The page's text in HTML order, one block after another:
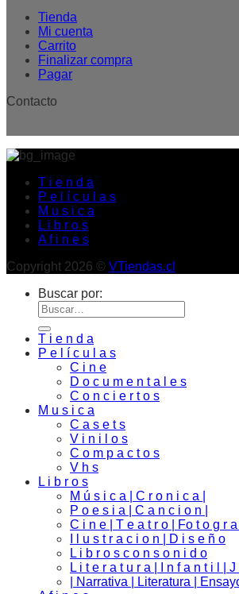
Tienda
Mi cuenta
Carrito
Finalizar compra
Pagar
Contacto
T i e n d a
P e l í c u l a s
M u s i c a
L i b r o s
A f i n e s
Copyright 2026 © VTiendas.cl
Buscar por:
T i e n d a
P e l í c u l a s
C i n e
D o c u m e n t a l e s
C o n c i e r t o s
M u s i c a
C a s e t s
V i n i l o s
C o m p a c t o s
V h s
L i b r o s
M ú s i c a | C r o n i c a |
P o e s i a | C a n c i o n |
C i n e | T e a t r o | Fo t o g r
I l u s t r a c i o n | D i s e ñ o
L i b r o s c o n s o n i d o
L i t e r a t u r a | I n f a n t i l | J
| Narrativa | Literatura | Ensayo